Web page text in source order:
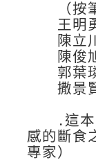
（按筆
王明勇
陳立川
陳俊旭
郭葉璘
撒景賢
․這本書
感的斷食
專家）